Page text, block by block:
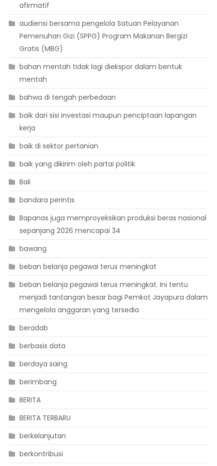
afirmatif
audiensi bersama pengelola Satuan Pelayanan
Pemenuhan Gizi (SPPG) Program Makanan Bergizi
Gratis (MBG)
bahan mentah tidak lagi diekspor dalam bentuk
mentah
bahwa di tengah perbedaan
baik dari sisi investasi maupun penciptaan lapangan
kerja
baik di sektor pertanian
baik yang dikirim oleh partai politik
Bali
bandara perintis
Bapanas juga memproyeksikan produksi beras nasional
sepanjang 2026 mencapai 34
bawang
beban belanja pegawai terus meningkat
beban belanja pegawai terus meningkat. Ini tentu
menjadi tantangan besar bagi Pemkot Jayapura dalam
mengelola anggaran yang tersedia
beradab
berbasis data
berdaya saing
berimbang
BERITA
BERITA TERBARU
berkelanjutan
berkontribusi